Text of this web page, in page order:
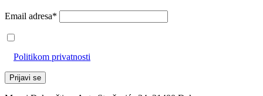
Email adresa*
Politikom privatnosti